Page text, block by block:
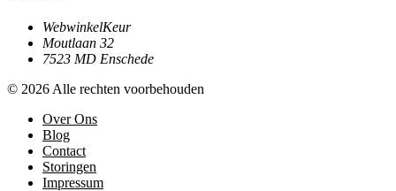
WebwinkelKeur
Moutlaan 32
7523 MD Enschede
© 2026 Alle rechten voorbehouden
Over Ons
Blog
Contact
Storingen
Impressum